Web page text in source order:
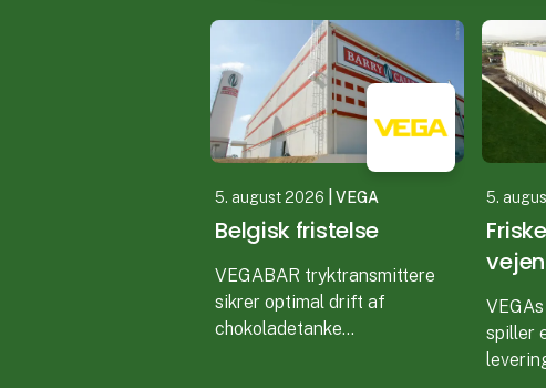
5. august 2026 | VEGA
Belgisk fristelse
VEGABAR tryktransmittere
sikrer optimal drift af
chokoladetanke
5.
spiller